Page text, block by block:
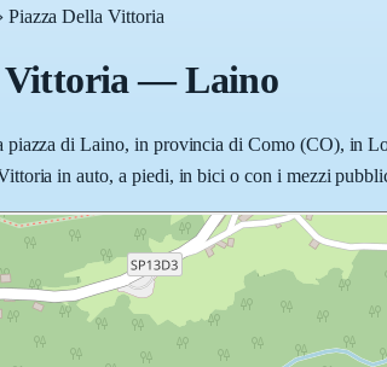
› Piazza Della Vittoria
Vittoria—Laino
piazza di Laino, in provincia di Como (CO), in
in auto, a piedi, in bici o con i mezzi